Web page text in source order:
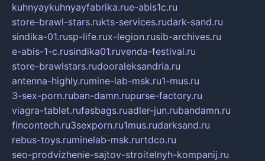
kuhnyaykuhnyayfabrika.rue-abis1c.ru
store-brawl-stars.rukts-services.rudark-sand.ru
sindika-01.rusp-life.rux-legion.rusib-archives.ru
e-abis-1-c.rusindika01.ruvenda-festival.ru
store-brawlstars.rudooraleksandria.ru
antenna-highly.rumine-lab-msk.ru1-mus.ru
3-sex-porn.ruban-damn.rupurse-factory.ru
viagra-tablet.rufasbags.ruadler-jun.rubandamn.ru
fincontech.ru3sexporn.ru1mus.rudarksand.ru
rebus-toys.ruminelab-msk.rurtdco.ru
seo-prodvizhenie-sajtov-stroitelnyh-kompanij.ru